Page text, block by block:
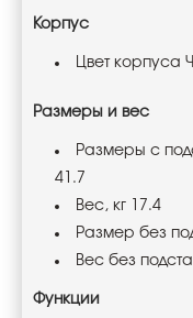
Корпус
Цвет корпуса
Размеры и вес
Размеры с
41.7
Вес, кг 17.4
Размер без
Вес без
Функции